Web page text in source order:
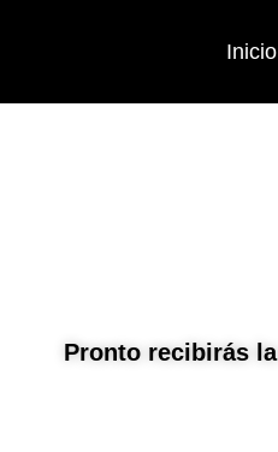
Inicio
Pronto recibirás